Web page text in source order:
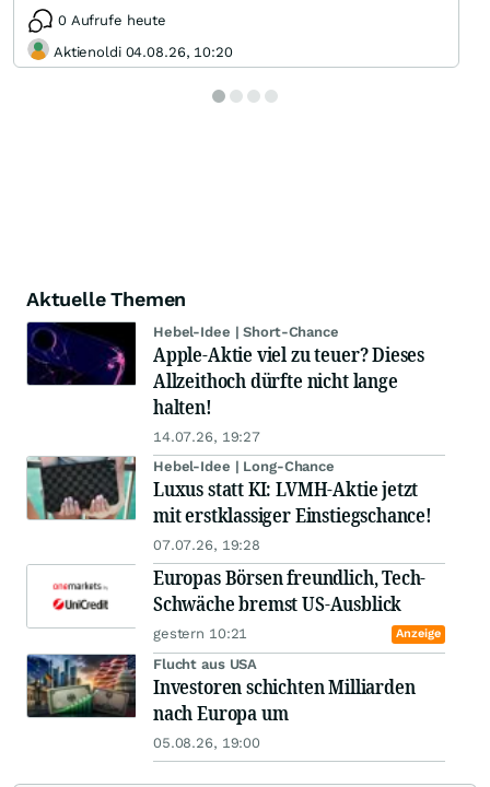
0 Aufrufe heute
Aktienoldi 04.08.26, 10:20
Aktuelle Themen
Hebel-Idee | Short-Chance
Apple-Aktie viel zu teuer? Dieses
Allzeithoch dürfte nicht lange
halten!
14.07.26, 19:27
Hebel-Idee | Long-Chance
Luxus statt KI: LVMH-Aktie jetzt
mit erstklassiger Einstiegschance!
07.07.26, 19:28
Europas Börsen freundlich, Tech-
Schwäche bremst US-Ausblick
gestern 10:21 Anzeige
Flucht aus USA
Investoren schichten Milliarden
nach Europa um
05.08.26, 19:00